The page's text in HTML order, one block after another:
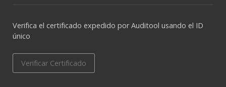
Verifica el certificado expedido por Auditool usando el ID
único
Verificar Certificado